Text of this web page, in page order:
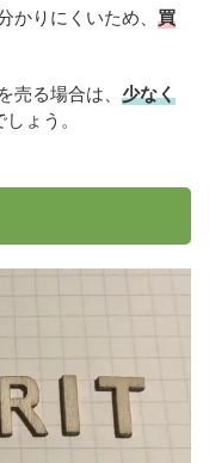
かりにくいため、 買
売る場合は、 少なく
しょう。